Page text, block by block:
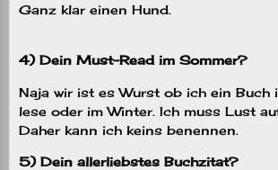
Ganz klar einen Hund.
4) Dein Must-Read im Sommer?
Naja wir ist es Wurst ob ich ein Buch
lese oder im Winter. Ich muss Lust
Daher kann ich keins benennen.
5) Dein allerliebstes Buchzitat?